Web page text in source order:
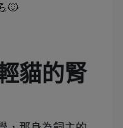
貓的腎